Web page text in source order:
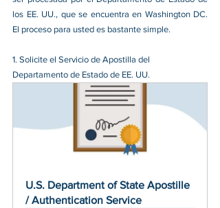
los EE. UU., que se encuentra en Washington DC.
El proceso para usted es bastante simple.
1. Solicite el Servicio de Apostilla del
Departamento de Estado de EE. UU.
U.S. Department of State Apostille
/ Authentication Service